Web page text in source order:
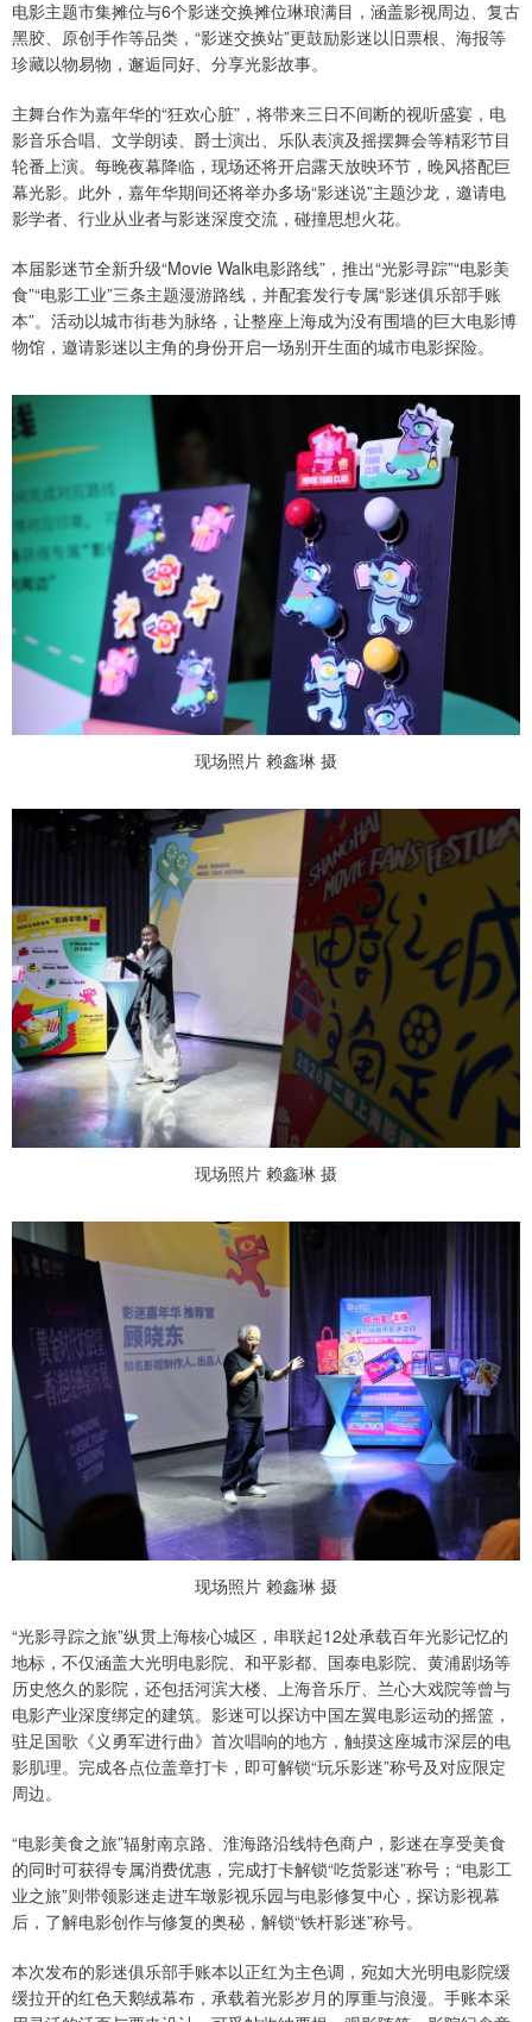
电影主题市集摊位与6个影迷交换摊位琳琅满目，涵盖影视周边、复古
黑胶、原创手作等品类，“影迷交换站”更鼓励影迷以旧票根、海报等
珍藏以物易物，邂逅同好、分享光影故事。
主舞台作为嘉年华的“狂欢心脏”，将带来三日不间断的视听盛宴，电
影音乐合唱、文学朗读、爵士演出、乐队表演及摇摆舞会等精彩节目
轮番上演。每晚夜幕降临，现场还将开启露天放映环节，晚风搭配巨
幕光影。此外，嘉年华期间还将举办多场“影迷说”主题沙龙，邀请电
影学者、行业从业者与影迷深度交流，碰撞思想火花。
本届影迷节全新升级“Movie Walk电影路线”，推出“光影寻踪”“电影美
食”“电影工业”三条主题漫游路线，并配套发行专属“影迷俱乐部手账
本”。活动以城市街巷为脉络，让整座上海成为没有围墙的巨大电影博
物馆，邀请影迷以主角的身份开启一场别开生面的城市电影探险。
现场照片 赖鑫琳 摄
现场照片 赖鑫琳 摄
现场照片 赖鑫琳 摄
“光影寻踪之旅”纵贯上海核心城区，串联起12处承载百年光影记忆的
地标，不仅涵盖大光明电影院、和平影都、国泰电影院、黄浦剧场等
历史悠久的影院，还包括河滨大楼、上海音乐厅、兰心大戏院等曾与
电影产业深度绑定的建筑。影迷可以探访中国左翼电影运动的摇篮，
驻足国歌《义勇军进行曲》首次唱响的地方，触摸这座城市深层的电
影肌理。完成各点位盖章打卡，即可解锁“玩乐影迷”称号及对应限定
周边。
“电影美食之旅”辐射南京路、淮海路沿线特色商户，影迷在享受美食
的同时可获得专属消费优惠，完成打卡解锁“吃货影迷”称号；“电影工
业之旅”则带领影迷走进车墩影视乐园与电影修复中心，探访影视幕
后，了解电影创作与修复的奥秘，解锁“铁杆影迷”称号。
本次发布的影迷俱乐部手账本以正红为主色调，宛如大光明电影院缓
缓拉开的红色天鹅绒幕布，承载着光影岁月的厚重与浪漫。手账本采